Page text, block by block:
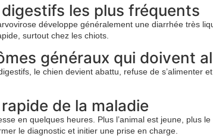
les plus fréquents
développe généralement une diarrhée très
surtout chez les chiots.
généraux qui doivent
le chien devient abattu, refuse de s’alimenter
rapide de la maladie
en quelques heures. Plus l’animal est jeune, plus
le diagnostic et initier une prise en charge.